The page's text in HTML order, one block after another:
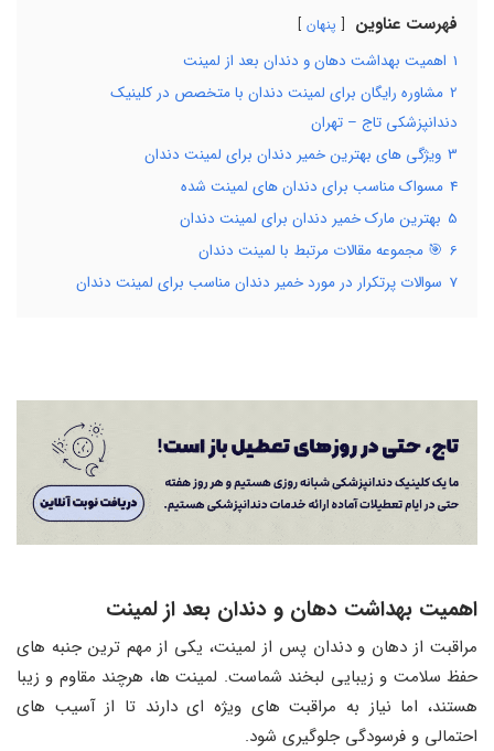
فهرست عناوین پنهان
1 اهمیت بهداشت دهان و دندان بعد از لمینت
2 مشاوره رایگان برای لمینت دندان با متخصص در کلینیک
دندانپزشکی تاج – تهران
3 ویژگی های بهترین خمیر دندان برای لمینت دندان
4 مسواک مناسب برای دندان های لمینت شده
5 بهترین مارک خمیر دندان برای لمینت دندان
6 🎯 مجموعه مقالات مرتبط با لمینت دندان
7 سوالات پرتکرار در مورد خمیر دندان مناسب برای لمینت دندان
اهمیت بهداشت دهان و دندان بعد از لمینت
مراقبت از دهان و دندان پس از لمینت، یکی از مهم ترین جنبه های
حفظ سلامت و زیبایی لبخند شماست. لمینت ها، هرچند مقاوم و زیبا
هستند، اما نیاز به مراقبت های ویژه ای دارند تا از آسیب های
احتمالی و فرسودگی جلوگیری شود.